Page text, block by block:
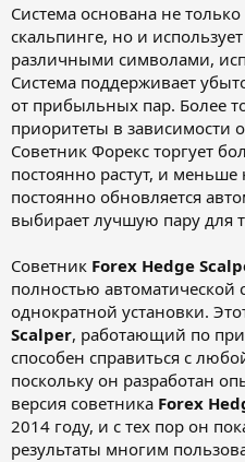
Система основана не
скальпинге, но и
различными символами,
Система поддерживает
от прибыльных пар. Более
приоритеты в зависимости
Советник Форекс торгует
постоянно растут, и
постоянно обновляется
выбирает лучшую пару для
Советник Forex Hedge
полностью
однократной установки.
Scalper, работающий по
способен справиться с
поскольку он разработан
версия советника Forex
2014 году, и с тех пор он
результаты многим